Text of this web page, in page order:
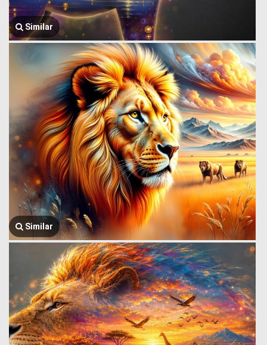
Similar
Similar